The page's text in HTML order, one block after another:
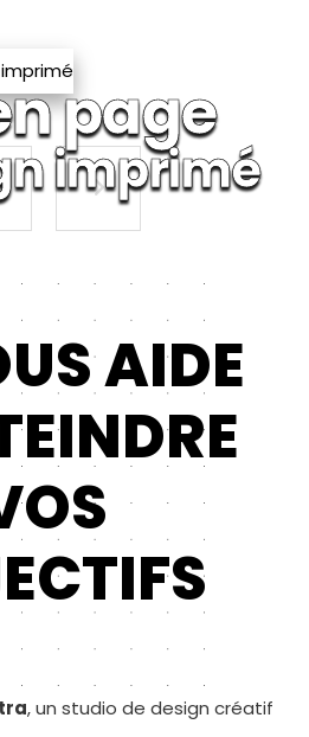
page
imprimé
page
imprimé
AIDE
, un studio de design créatif